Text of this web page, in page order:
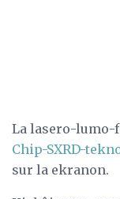
La lasero-lumo-
Chip-SXRD-
sur la ekranon.